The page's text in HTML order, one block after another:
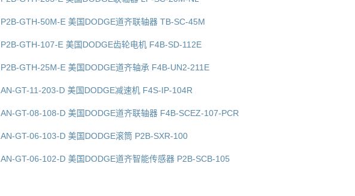
P2B-GTH-50M-E 美国DODGE道齐联轴器 TB-SC-45M
P2B-GTH-107-E 美国DODGE齿轮电机 F4B-SD-112E
P2B-GTH-25M-E 美国DODGE道齐轴承 F4B-UN2-211E
AN-GT-11-203-D 美国DODGE减速机 F4S-IP-104R
AN-GT-08-108-D 美国DODGE道齐联轴器 F4B-SCEZ-107-PCR
AN-GT-06-103-D 美国DODGE滚筒 P2B-SXR-100
AN-GT-06-102-D 美国DODGE道齐智能传感器 P2B-SCB-105